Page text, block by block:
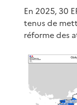
En 2025, 30
tenus de
réforme des